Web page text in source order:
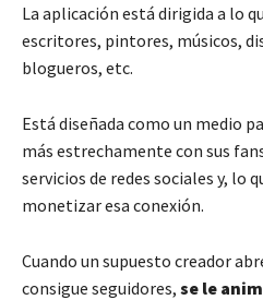
La aplicación está dirigida a lo
escritores, pintores, músicos,
blogueros, etc.
Está diseñada como un medio
más estrechamente con sus
servicios de redes sociales y, lo
monetizar esa conexión.
Cuando un supuesto creador
consigue seguidores, se le